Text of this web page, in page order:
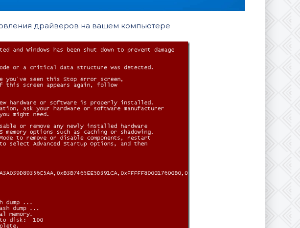
драйверов на вашем компьютере